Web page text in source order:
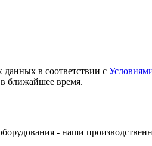
данных в соответствии с
ближайшее время.
- наши